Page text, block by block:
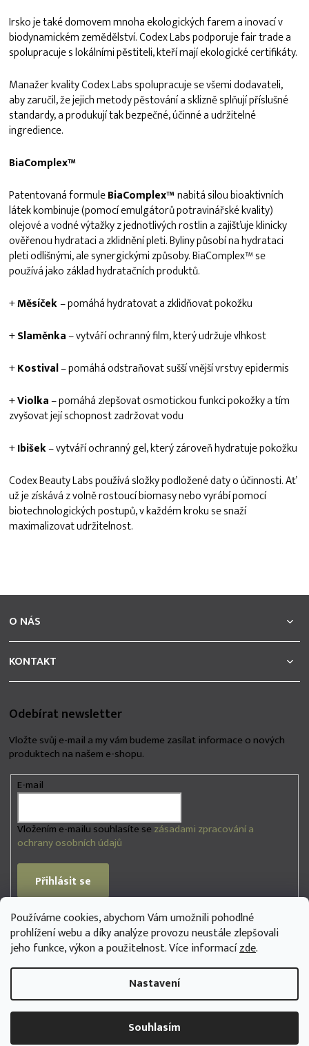
Používáme cookies, abychom Vám umožnili pohodlné
prohlížení webu a díky analýze provozu neustále zlepšovali
jeho funkce, výkon a použitelnost. Více informacízde.
Nastavení
Souhlasím
Irsko je také domovem mnoha ekologických farem a inovací v
biodynamickém zemědělství. Codex Labs podporuje fair trade a
spolupracuje s lokálními pěstiteli, kteří mají ekologické certifikáty.
Manažer kvality Codex Labs spolupracuje se všemi dodavateli,
aby zaručil, že jejich metody pěstování a sklizně splňují příslušné
standardy, a produkují tak bezpečné, účinné a udržitelné
ingredience.
BiaComplex™
Patentovaná formuleBiaComplex™nabitá silou bioaktivních
látek kombinuje (pomocí emulgátorů potravinářské kvality)
olejové a vodné výtažky z jednotlivých rostlin a zajišťuje klinicky
ověřenou hydrataci a zklidnění pleti. Byliny působí na hydrataci
pleti odlišnými, ale synergickými způsoby. BiaComplex™ se
používá jako základ hydratačních produktů.
+Měsíček– pomáhá hydratovat a zklidňovat pokožku
+Slaměnka– vytváří ochranný film, který udržuje vlhkost
+Kostival– pomáhá odstraňovat sušší vnější vrstvy epidermis
+Violka– pomáhá zlepšovat osmotickou funkci pokožky a tím
zvyšovat její schopnost zadržovat vodu
+Ibišek– vytváří ochranný gel, který zároveň hydratuje pokožku
Codex Beauty Labs používá složky podložené daty o účinnosti. Ať
už je získává z volně rostoucí biomasy nebo vyrábí pomocí
biotechnologických postupů, v každém kroku se snaží
maximalizovat udržitelnost.
Z
O NÁS
KONTAKT
Odebírat newsletter
Vložte svůj e-mail a my vám budeme zasílat informace o nových
produktech na našem e-shopu.
E-mail
Vložením e-mailu souhlasíte se zásadami zpracování a
ochrany osobních údajů
Přihlásit se
PŘIJÍMÁME ONLINE PLATBY
Vytvořil Shoptet
Copyright 2026na3se.store. Všechna práva vyhrazena.